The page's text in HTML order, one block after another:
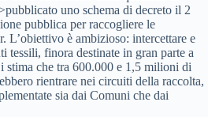
uno schema di decreto il 2
pubblica per raccogliere le
L’obiettivo è ambizioso: intercettare e
tessili, finora destinate in gran parte a
stima che tra 600.000 e 1,5 milioni di
rientrare nei circuiti della raccolta,
sia dai Comuni che dai